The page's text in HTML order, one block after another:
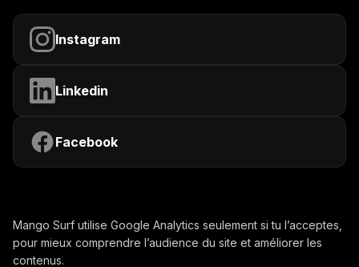
Instagram
Linkedin
Facebook
Contactez-nous
Mango Surf utilise Google Analytics seulement si tu l’acceptes,
pour mieux comprendre l’audience du site et améliorer les
contenus.